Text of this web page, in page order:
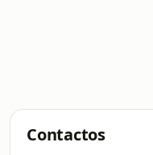
Contactos